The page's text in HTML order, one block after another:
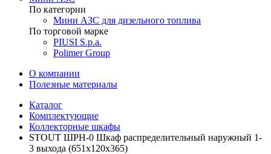
По категории
Мини АЗС для дизельного топлива
По торговой марке
PIUSI S.p.a.
Polimer Group
О компании
Полезные материалы
Каталог
Комплектующие
Коллекторные шкафы
STOUT ШРН-0 Шкаф распределительный наружный 1-
3 выхода (651х120х365)